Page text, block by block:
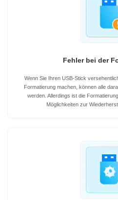
Fehler bei der
Wenn Sie Ihren USB-Stick
Formatierung machen, können alle
werden. Allerdings ist die
Möglichkeiten zur